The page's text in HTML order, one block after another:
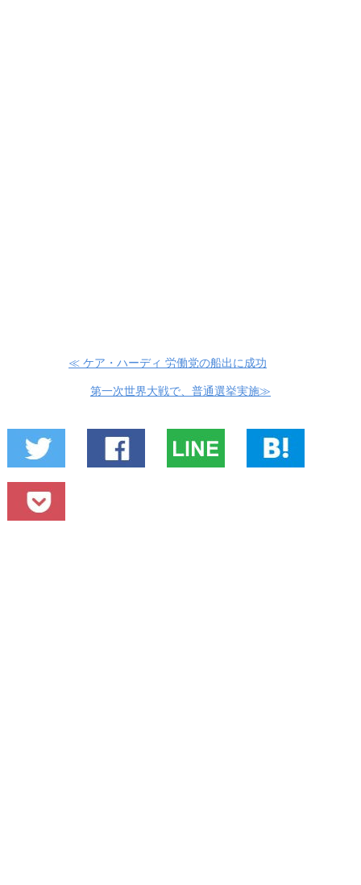
≪ ケア・ハーディ 労働党の船出に成功
第一次世界大戦で、普通選挙実施≫